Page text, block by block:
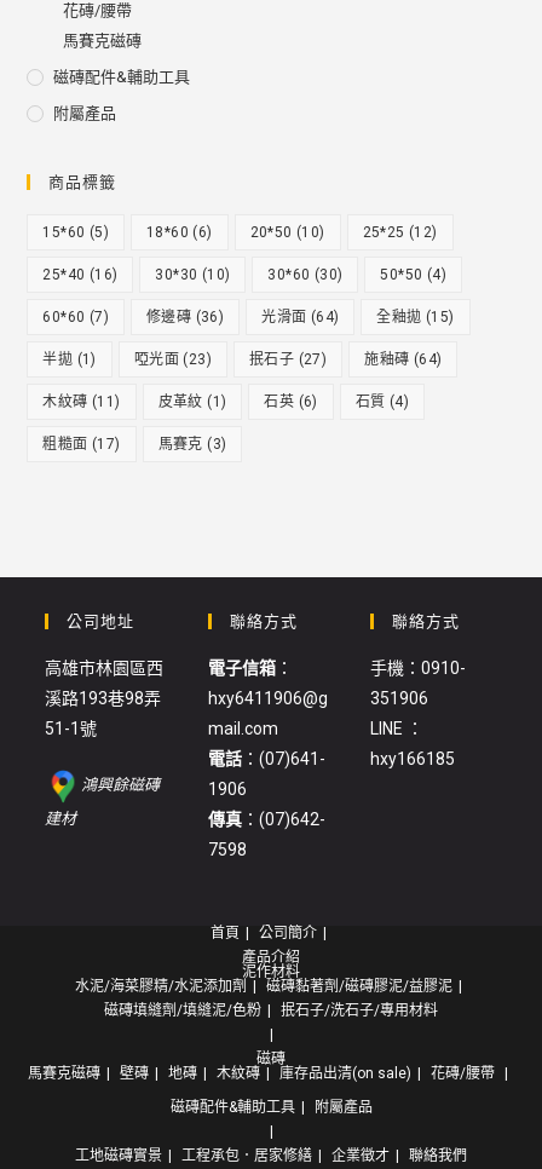
花磚/腰帶
馬賽克磁磚
磁磚配件&輔助工具
附屬產品
商品標籤
15*60 (5) 18*60 (6) 20*50 (10) 25*25 (12)
25*40 (16) 30*30 (10) 30*60 (30) 50*50 (4)
60*60 (7) 修邊磚 (36) 光滑面 (64) 全釉拋 (15)
半拋 (1) 啞光面 (23) 抿石子 (27) 施釉磚 (64)
木紋磚 (11) 皮革紋 (1) 石英 (6) 石質 (4)
粗糙面 (17) 馬賽克 (3)
公司地址
高雄市林園區西
溪路193巷98弄
51-1號
鴻興餘磁磚
建材:
聯絡方式
電子信箱：
hxy6411906@g
mail.com
電話：(07)641-
1906
傳真：(07)642-
7598
聯絡方式
手機：0910-
351906
LINE ：
hxy166185
首頁
公司簡介
產品介紹
泥作材料
水泥/海菜膠精/水泥添加劑
磁磚黏著劑/磁磚膠泥/益膠泥
磁磚填縫劑/填縫泥/色粉
抿石子/洗石子/專用材料
磁磚
馬賽克磁磚
壁磚 地磚 木紋磚 庫存品出清(on sale)
花磚/腰帶
磁磚配件&輔助工具
附屬產品
工地磁磚實景 工程承包．居家修繕 企業徵才 聯絡我們